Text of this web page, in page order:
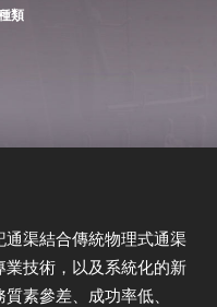
類
渠結合傳統物理式通渠
技術，以及系統化的新
素參差、成功率低、